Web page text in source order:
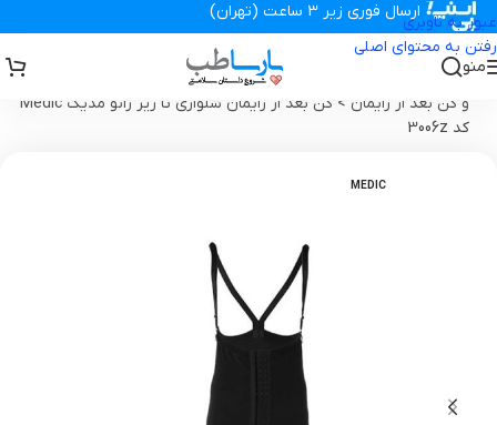
عبور به ناوبری
رفتن به محتوای اصلی
ارسال فوری زیر 3 ساعت (تهران)
منو
تجهیزات پزشکی پارساطب گن بعد از جراحی ، سوتین ، پروتز
گن لاغری
و گن بعد از زایمان >
گن بعد از زایمان شلواری تا زیر زانو مدیک Medic
کد 3006z
MEDIC